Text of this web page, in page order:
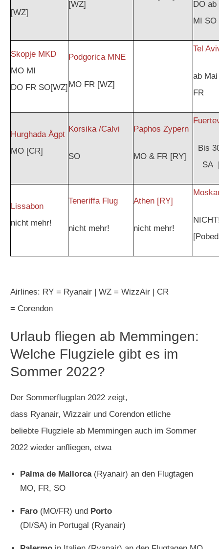
[WZ]
[WZ]
DO ab
MI SO
Skopje MKD
MO MI
DO FR SO[WZ]
Podgorica MNE
MO FR [WZ]
Tel
ab
FR
Hurghada Ägpt
MO [CR]
Korsika /Calvi
SO
Paphos Zypern
MO & FR [RY]
Bis
SA
Lissabon
nicht mehr!
Teneriffa Flug
nicht mehr!
Athen [RY]
nicht mehr!
Airlines: RY = Ryanair | WZ = WizzAir | CR
= Corendon
Urlaub fliegen ab Memmingen:
Welche Flugziele gibt es im
Sommer 2022?
Der Sommerflugplan 2022 zeigt,
dass Ryanair, Wizzair und Corendon etliche
beliebte Flugziele ab Memmingen auch im Sommer
2022 wieder anfliegen, etwa
Palma de Mallorca (Ryanair) an den Flugtagen
MO, FR, SO
Faro (MO/FR) und Porto
(DI/SA) in Portugal (Ryanair)